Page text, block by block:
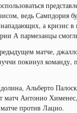
ведь Сампдория
а кризис в
А пармезанцы
матче,
покинул команду,
Альберто
матч Антонио
против Лацио.